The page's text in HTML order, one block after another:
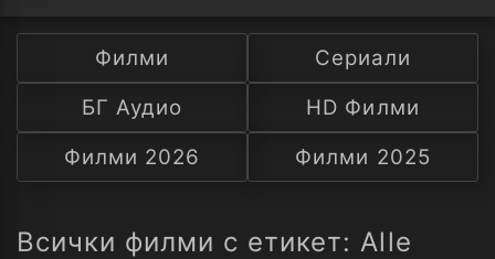
Ф
С
А
тема
Филми
Сериали
БГ Аудио
HD Филми
Филми 2026
Филми 2025
Всички филми с етикет: Alle